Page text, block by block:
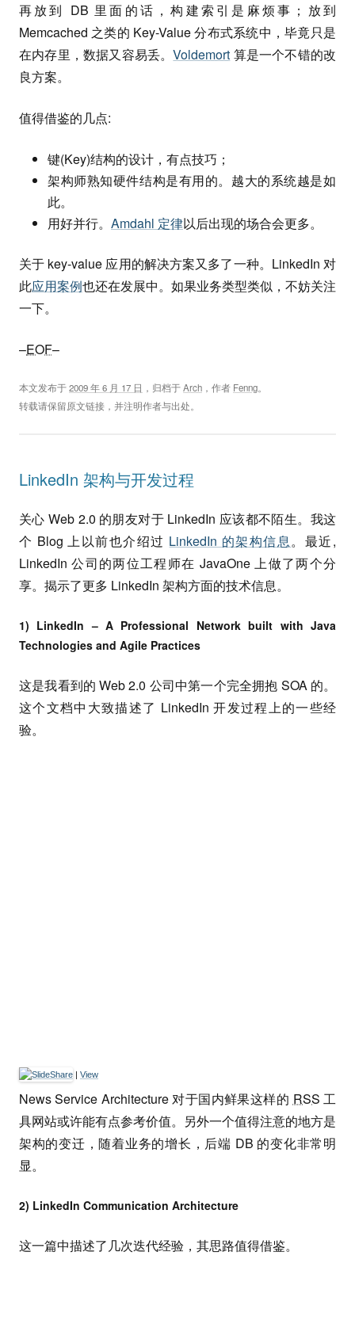
再放到 DB 里面的话，构建索引是麻烦事；放到
Memcached 之类的 Key-Value 分布式系统中，毕竟只是
在内存里，数据又容易丢。Voldemort 算是一个不错的改
良方案。
值得借鉴的几点:
键(Key)结构的设计，有点技巧；
架构师熟知硬件结构是有用的。越大的系统越是如
此。
用好并行。 Amdahl 定律以后出现的场合会更多。
关于 key-value 应用的解决方案又多了一种。LinkedIn 对
此应用案例也还在发展中。如果业务类型类似，不妨关注
一下。
–EOF–
本文发布于2009 年 6 月 17 日 ，归档于Arch ，作者 Fenng。
转载请保留原文链接，并注明作者与出处。
LinkedIn 架构与开发过程
关心 Web 2.0 的朋友对于 LinkedIn 应该都不陌生。我这
个 Blog 上以前也介绍过 LinkedIn 的架构信息。最近,
LinkedIn 公司的两位工程师在 JavaOne 上做了两个分
享。揭示了更多 LinkedIn 架构方面的技术信息。
1) LinkedIn – A Professional Network built with Java
Technologies and Agile Practices
这是我看到的 Web 2.0 公司中第一个完全拥抱 SOA 的。
这个文档中大致描述了 LinkedIn 开发过程上的一些经
验。
| View
News Service Architecture 对于国内鲜果这样的 RSS 工
具网站或许能有点参考价值。另外一个值得注意的地方是
架构的变迁，随着业务的增长，后端 DB 的变化非常明
显。
2) LinkedIn Communication Architecture
这一篇中描述了几次迭代经验，其思路值得借鉴。